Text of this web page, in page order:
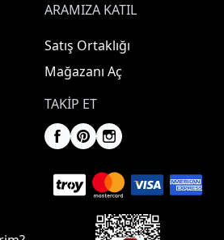
ARAMIZA KATIL
Satış Ortaklığı
Mağazanı Aç
TAKIP ET